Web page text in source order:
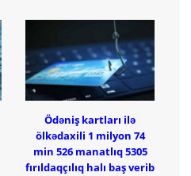
Ödəniş kartları ilə
ölkədaxili 1 milyon 74
min 526 manatlıq 5305
fırıldaqçılıq halı baş verib